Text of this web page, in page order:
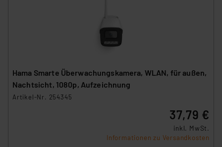
Hama Smarte Überwachungskamera, WLAN, für außen,
Nachtsicht, 1080p, Aufzeichnung
Artikel-Nr. 254345
37,79 €
inkl. MwSt.
Informationen zu Versandkosten